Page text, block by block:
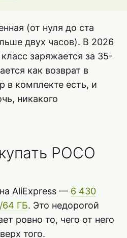
(от нуля до ста
двух часов). В 2026
заряжается за 35-
как возврат в
в комплекте есть, и
никакого
POCO
AliExpress — 6 430
64 ГБ. Это недорогой
ровно то, чего от него
того.